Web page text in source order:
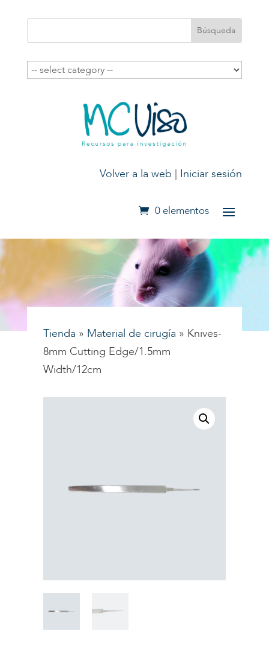
Volver a la web | Iniciar sesión
0 elementos
Tienda » Material de cirugía » Knives-
8mm Cutting Edge/1.5mm
Width/12cm